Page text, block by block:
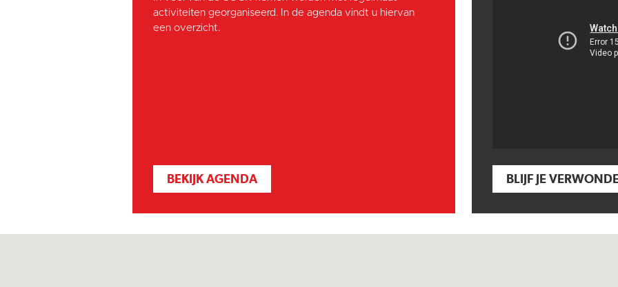
activiteiten georganiseerd. In de agenda vindt u hiervan
een overzicht.
BEKIJK AGENDA BLIJF JE